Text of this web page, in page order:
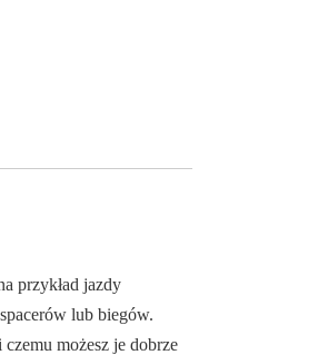
przykład jazdy
lub biegów.
czemu możesz je dobrze